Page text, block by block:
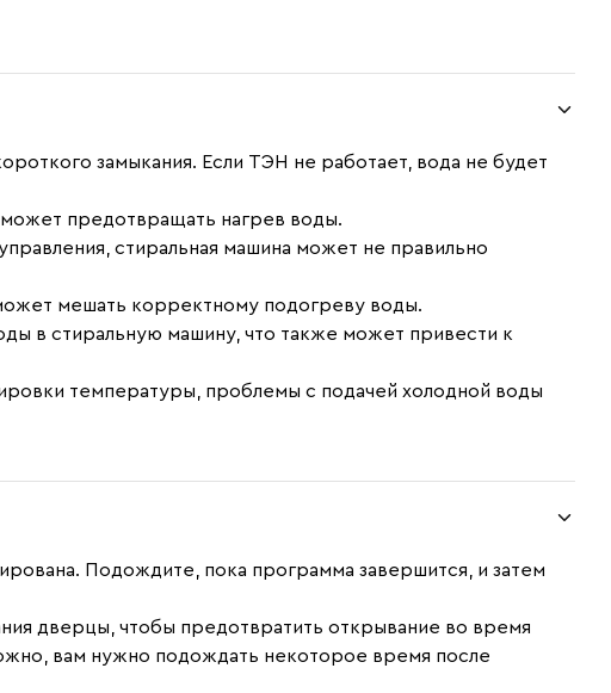
замыкания. Если ТЭН не работает, вода не будет
предотвращать нагрев воды.
стиральная машина может не правильно
мешать корректному подогреву воды.
в стиральную машину, что также может привести к
температуры, проблемы с подачей холодной воды
Подождите, пока программа завершится, и затем
дверцы, чтобы предотвратить открывание во время
вам нужно подождать некоторое время после